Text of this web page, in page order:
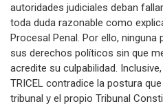
autoridades judiciales deban
toda duda razonable como
Procesal Penal. Por ello, ninguna
sus derechos políticos sin que
acredite su culpabilidad.
TRICEL contradice la postura
tribunal y el propio Tribunal